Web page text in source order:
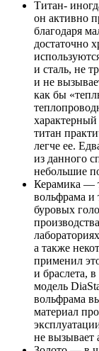
Титан-
он активно
благодаря
достаточно
и сталь, не
и не
как бы
титан
легче ее.
из данного
небольшие
Керамика —
вольфрама и
буровых
а также
применил
и браслета,
модель
вольфрама
материал
не вызывает